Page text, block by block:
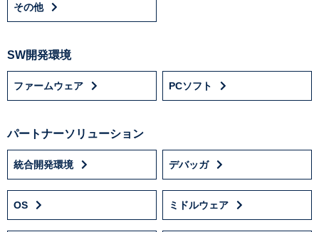
その他
SW開発環境
ファームウェア PCソフト
パートナーソリューション
統合開発環境 デバッガ
OS ミドルウェア